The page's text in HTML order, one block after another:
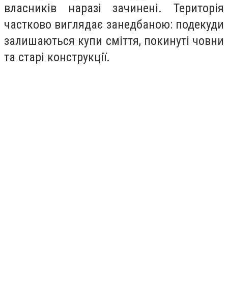
власників наразі зачинені. Територія
частково виглядає занедбаною: подекуди
залишаються купи сміття, покинуті човни
та старі конструкції.